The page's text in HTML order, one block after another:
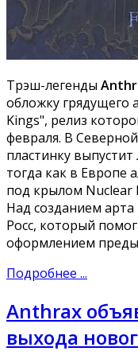
Трэш-легенды
обложку грядущего
Kings", релиз
февраля. В
пластинку
тогда как в Европе
под крылом Nuclear
Над созданием арта
Росс, который
оформлением
Подробнее ...
Anthrax
выхода